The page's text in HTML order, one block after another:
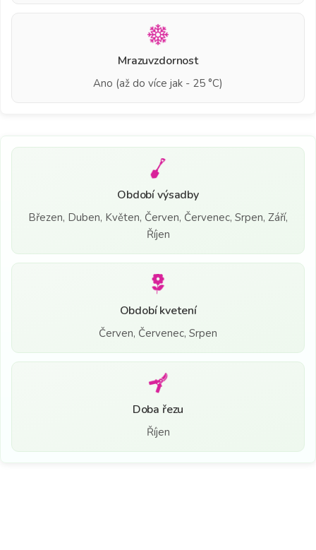
Mrazuvzdornost
Ano (až do více jak - 25 °C)
Období výsadby
Březen, Duben, Květen, Červen, Červenec, Srpen, Září,
Říjen
Období kvetení
Červen, Červenec, Srpen
Doba řezu
Říjen